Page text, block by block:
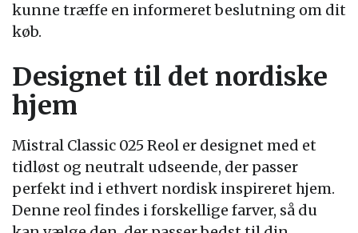
kunne træffe en informeret beslutning om dit
køb.
Designet til det nordiske
hjem
Mistral Classic 025 Reol er designet med et
tidløst og neutralt udseende, der passer
perfekt ind i ethvert nordisk inspireret hjem.
Denne reol findes i forskellige farver, så du